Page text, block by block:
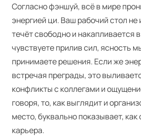
Согласно фэншуй, всё в мире
энергией ци. Ваш рабочий стол
течёт свободно и накапливается
чувствуете прилив сил, ясность
принимаете решения. Если же
встречая преграды, это
конфликты с коллегами и
говоря, то, как выглядит и
место, буквально показывает,
карьера.